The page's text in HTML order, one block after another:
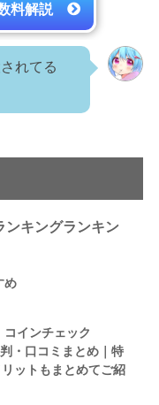
料解説
れてる
め
コインチェック
・口コミまとめ｜特
ットもまとめてご紹